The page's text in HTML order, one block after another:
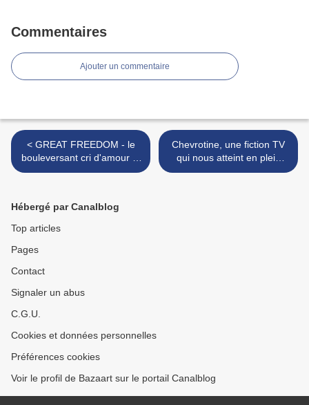
Commentaires
Ajouter un commentaire
< GREAT FREEDOM - le
bouleversant cri d'amour et
de liberté du cinéma
Chevrotine, une fiction TV
qui nous atteint en plein
cœur >
Hébergé par Canalblog
Top articles
Pages
Contact
Signaler un abus
C.G.U.
Cookies et données personnelles
Préférences cookies
Voir le profil de Bazaart sur le portail Canalblog